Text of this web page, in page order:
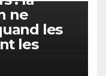
ne
les
les